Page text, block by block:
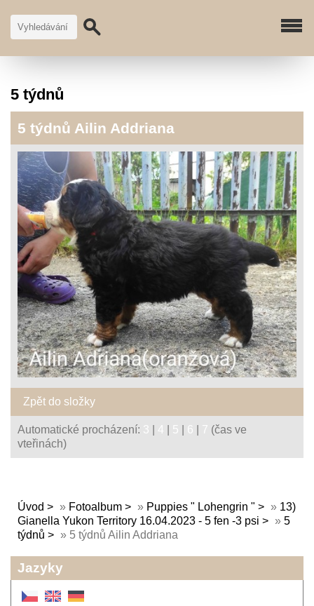
5 týdnů
5 týdnů Ailin Addriana
Zpět do složky
Automatické procházení: 3 4 5 6 7 (čas ve
vteřinách)
Úvod » Fotoalbum » Puppies " Lohengrin " » 13)
Gianella Yukon Territory 16.04.2023 - 5 fen -3 psi
» 5
týdnů
» 5 týdnů Ailin Addriana
Jazyky